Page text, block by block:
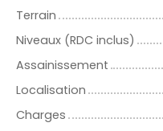
Terrain
Niveaux (RDC inclus)
Assainissement
Localisation
Charges